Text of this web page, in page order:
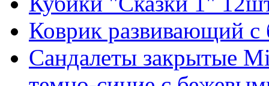
Коврик развивающий с
Сандалеты закрытые